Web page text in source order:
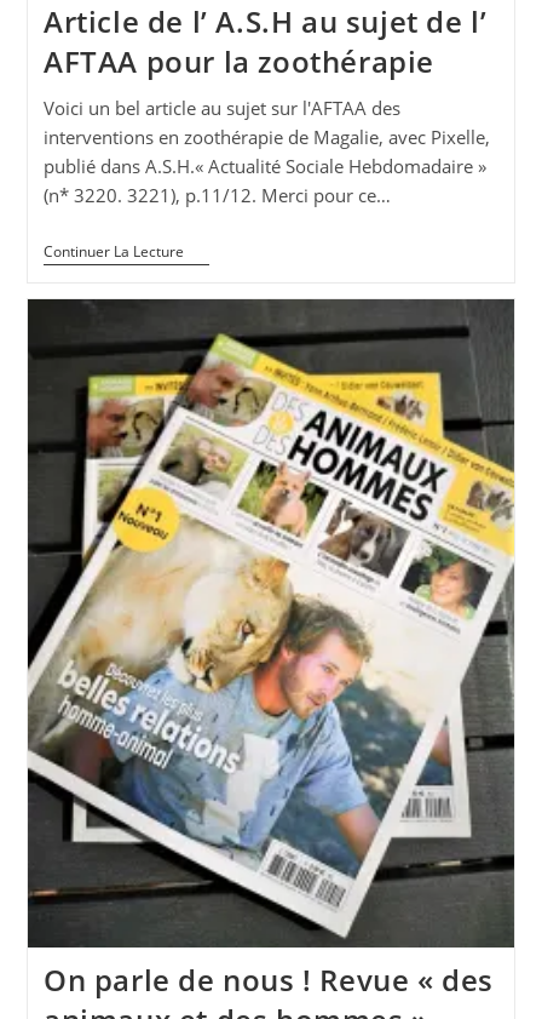
Article de l’ A.S.H au sujet de l’
AFTAA pour la zoothérapie
Voici un bel article au sujet sur l'AFTAA des
interventions en zoothérapie de Magalie, avec Pixelle,
publié dans A.S.H.« Actualité Sociale Hebdomadaire »
(n* 3220. 3221), p.11/12. Merci pour ce…
Continuer La LectureArticle
De
Sujet
De
L’
AFTAA
Pour
La
Zoothérapie
On parle de nous ! Revue « des